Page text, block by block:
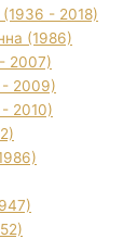
(1936 - 2018)
(1986)
2007)
- 2009)
2010)